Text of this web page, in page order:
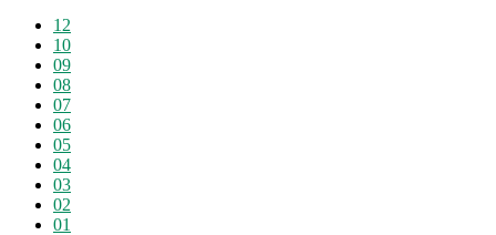
12
10
09
08
07
06
05
04
03
02
01